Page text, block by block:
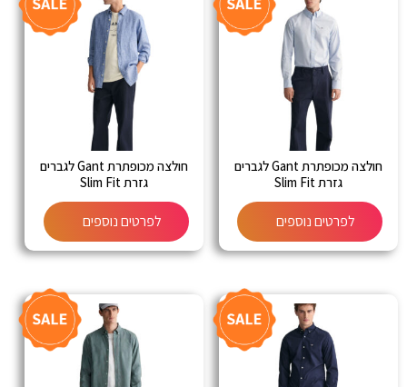
חולצה מכופתרת Gant לגברים
גזרת Slim Fit
לפרטים נוספים
חולצה מכופתרת Gant לגברים
גזרת Slim Fit
לפרטים נוספים